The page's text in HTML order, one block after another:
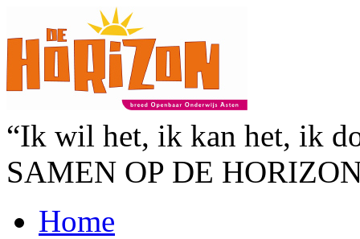
“Ik wil het, ik kan het, ik
SAMEN OP DE
Home